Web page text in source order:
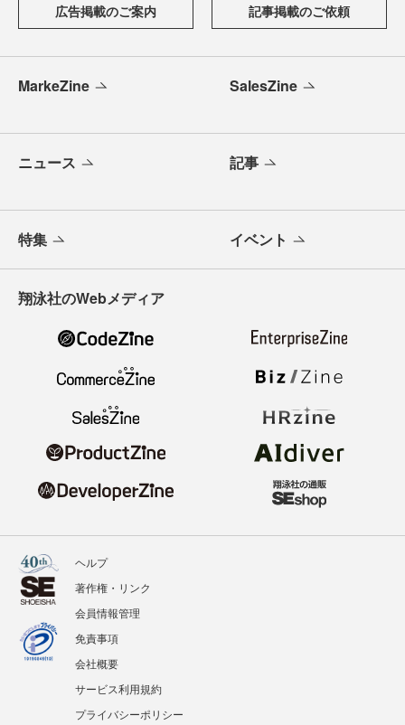
広告掲載のご案内 記事掲載のご依頼
MarkeZine SalesZine
ニュース 記事
特集 イベント
翔泳社のWebメディア
ヘルプ
著作権・リンク
会員情報管理
免責事項
会社概要
サービス利用規約
プライバシーポリシー